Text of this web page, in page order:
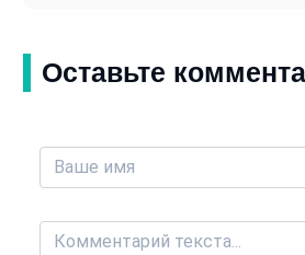
Оставьте